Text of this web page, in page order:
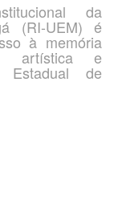
da
(RI-UEM) é
à memória
artística e
Estadual de